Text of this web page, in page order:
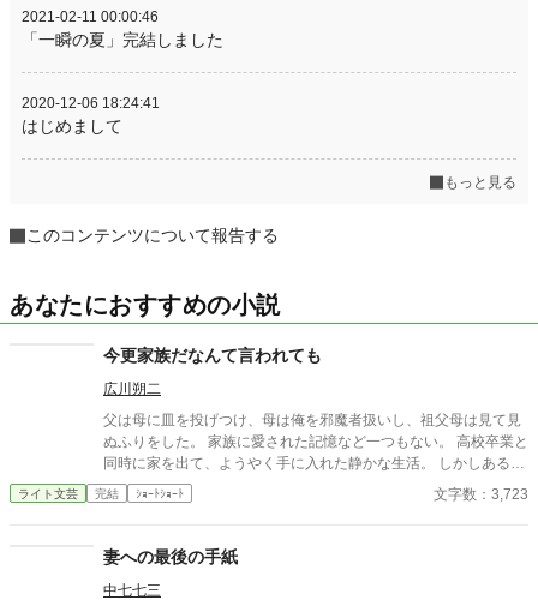
2021-02-11 00:00:46
「一瞬の夏」完結しました
2020-12-06 18:24:41
はじめまして
もっと見る
このコンテンツについて報告する
あなたにおすすめの小説
今更家族だなんて言われても
広川朔二
父は母に皿を投げつけ、母は俺を邪魔者扱いし、祖父母は見て見
ぬふりをした。 家族に愛された記憶など一つもない。 高校卒業と
同時に家を出て、ようやく手に入れた静かな生活。 しかしある
日、母の訃報と共に現れたのは、かつて俺を捨てた“父”だった―
―。 金を無心され、拒絶し、それでも迫ってくる血縁という鎖。
穏やかな怒りが胸に満ちる、爽快で静かな断絶の物語。
ライト文芸 完結 ｼｮｰﾄｼｮｰﾄ 文字数：3,723
妻への最後の手紙
中七七三